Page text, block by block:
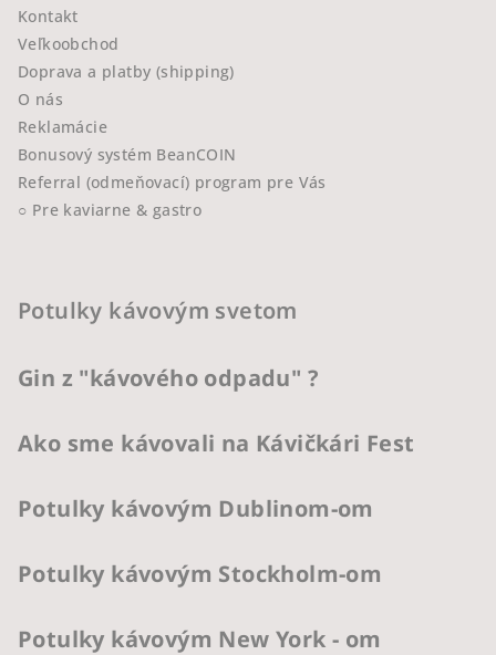
Kontakt
Veľkoobchod
Doprava a platby (shipping)
O nás
Reklamácie
Bonusový systém BeanCOIN
Referral (odmeňovací) program pre Vás
○ Pre kaviarne & gastro
Potulky kávovým svetom
Gin z "kávového odpadu" ?
Ako sme kávovali na Kávičkári Fest
Potulky kávovým Dublinom-om
Potulky kávovým Stockholm-om
Potulky kávovým New York - om